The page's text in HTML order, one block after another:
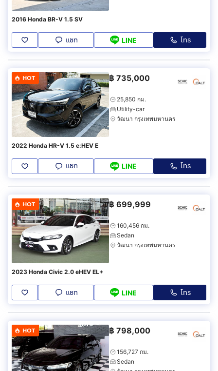
2016 Honda BR-V 1.5 SV
แชท LINE โทร
HOT ฿ 735,000
25,850 กม.
Utility-car
วัฒนา กรุงเทพมหานคร
2022 Honda HR-V 1.5 e:HEV E
แชท LINE โทร
HOT ฿ 699,999
160,456 กม.
Sedan
วัฒนา กรุงเทพมหานคร
2023 Honda Civic 2.0 eHEV EL+
แชท LINE โทร
HOT ฿ 798,000
156,727 กม.
Sedan